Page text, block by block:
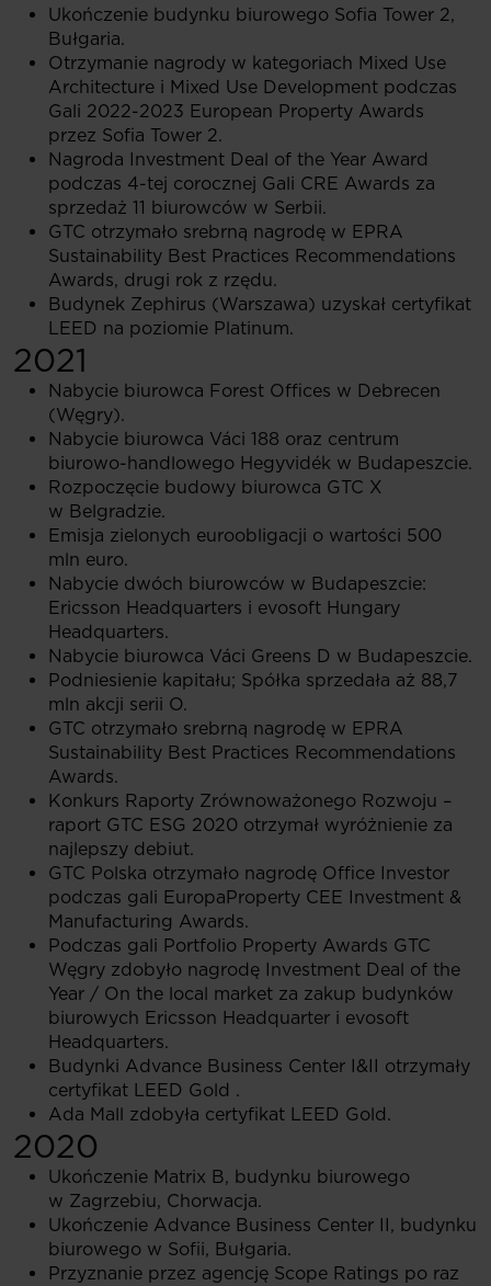
Ukończenie budynku biurowego Sofia Tower 2,
Bułgaria.
Otrzymanie nagrody w kategoriach Mixed Use
Architecture i Mixed Use Development podczas
Gali 2022-2023 European Property Awards
przez Sofia Tower 2.
Nagroda Investment Deal of the Year Award
podczas 4-tej corocznej Gali CRE Awards za
sprzedaż 11 biurowców w Serbii.
GTC otrzymało srebrną nagrodę w EPRA
Sustainability Best Practices Recommendations
Awards, drugi rok z rzędu.
Budynek Zephirus (Warszawa) uzyskał certyfikat
LEED na poziomie Platinum.
2021
Nabycie biurowca Forest Offices w Debrecen
(Węgry).
Nabycie biurowca Váci 188 oraz centrum
biurowo-handlowego Hegyvidék w Budapeszcie.
Rozpoczęcie budowy biurowca GTC X
w Belgradzie.
Emisja zielonych euroobligacji o wartości 500
mln euro.
Nabycie dwóch biurowców w Budapeszcie:
Ericsson Headquarters i evosoft Hungary
Headquarters.
Nabycie biurowca Váci Greens D w Budapeszcie.
Podniesienie kapitału; Spółka sprzedała aż 88,7
mln akcji serii O.
GTC otrzymało srebrną nagrodę w EPRA
Sustainability Best Practices Recommendations
Awards.
Konkurs Raporty Zrównoważonego Rozwoju –
raport GTC ESG 2020 otrzymał wyróżnienie za
najlepszy debiut.
GTC Polska otrzymało nagrodę Office Investor
podczas gali EuropaProperty CEE Investment &
Manufacturing Awards.
Podczas gali Portfolio Property Awards GTC
Węgry zdobyło nagrodę Investment Deal of the
Year / On the local market za zakup budynków
biurowych Ericsson Headquarter i evosoft
Headquarters.
Budynki Advance Business Center I&II otrzymały
certyfikat LEED Gold .
Ada Mall zdobyła certyfikat LEED Gold.
2020
Ukończenie Matrix B, budynku biurowego
w Zagrzebiu, Chorwacja.
Ukończenie Advance Business Center II, budynku
biurowego w Sofii, Bułgaria.
Przyznanie przez agencję Scope Ratings po raz